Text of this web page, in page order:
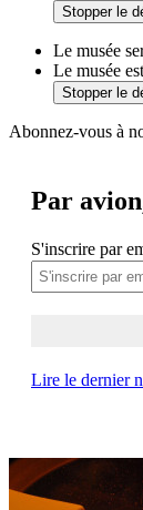
Stopper le
Le musée
Le musée
Stopper le
Abonnez-vous à
Par
S'inscrire par
Lire le dernier